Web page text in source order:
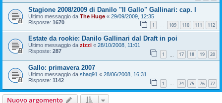
Stagione 2008/2009 di Danilo "Il Gallo" Gallinari: cap. I
Ultimo messaggio da The Huge « 29/09/2009, 12:35
Risposte: 1670 1 109 110 111 112
Estate da rookie: Danilo Gallinari dal Draft in poi
Ultimo messaggio da zizzi « 28/10/2008, 11:01
Risposte: 287 1 17 18 19 20
Gallo: primavera 2007
Ultimo messaggio da shaq91 « 28/06/2008, 16:31
Risposte: 1142 1 … 74 75 76 77
Nuovo argomento